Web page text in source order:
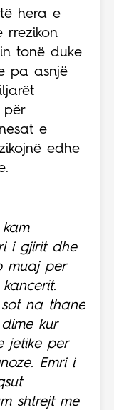
hera e
rrezikon
tonë duke
pa asnjë
për
e
edhe
i gjirit dhe
muaj per
na thane
kur
jetike per
Emri i
shtrejt me